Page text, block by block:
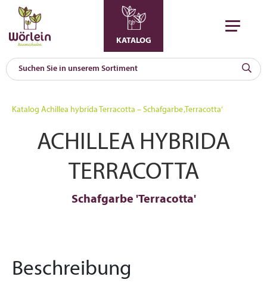
KATALOG
Katalog Achillea hybrida Terracotta – Schafgarbe ‚Terracotta‘
ACHILLEA HYBRIDA
TERRACOTTA
Schafgarbe 'Terracotta'
Beschreibung